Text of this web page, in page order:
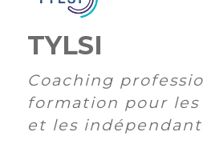
Matinales
afterworks
Visites
d’entreprise
membre
Liste
des
PARTENARIATS
institutionnels
EMPLOI
ACTUALITÉS
DE
L’AEPV
TYLSI
Coaching
formation pour
et les